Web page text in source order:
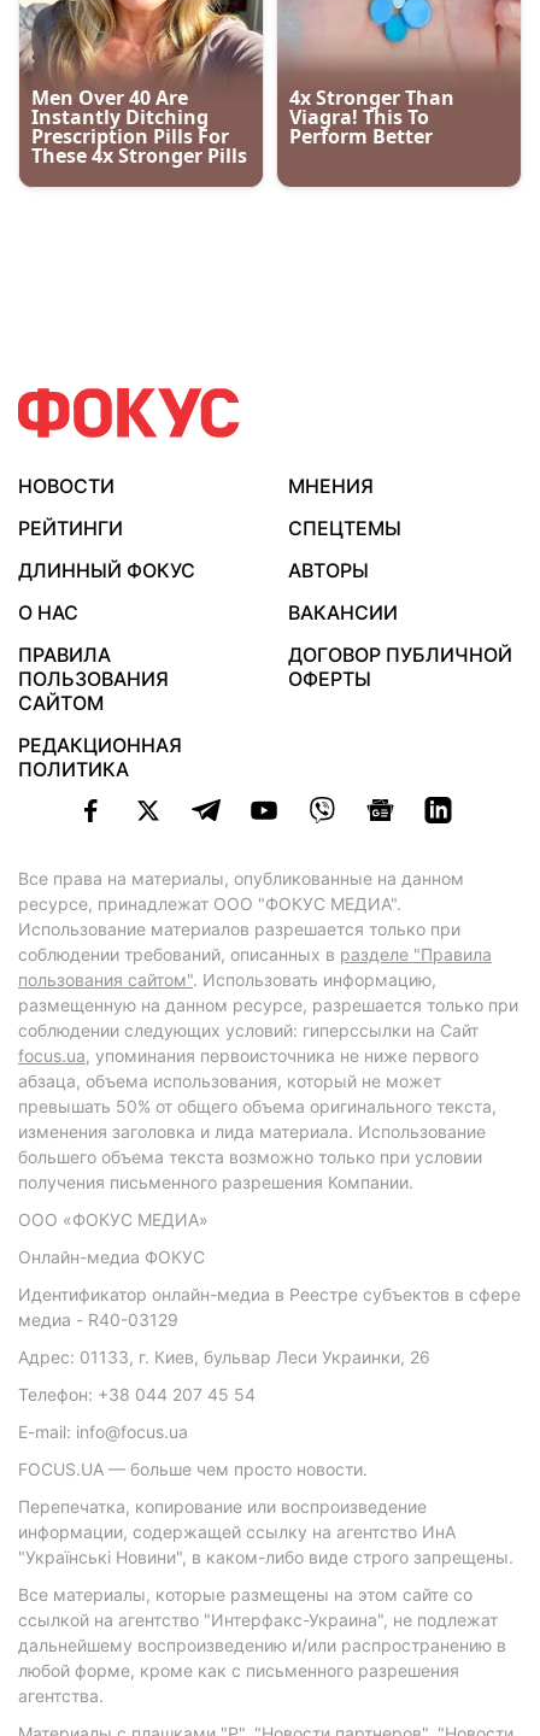
НОВОСТИ
МНЕНИЯ
РЕЙТИНГИ
СПЕЦТЕМЫ
ДЛИННЫЙ ФОКУС
АВТОРЫ
О НАС
ВАКАНСИИ
ПРАВИЛА
ПОЛЬЗОВАНИЯ
САЙТОМ
ДОГОВОР ПУБЛИЧНОЙ
ОФЕРТЫ
РЕДАКЦИОННАЯ
ПОЛИТИКА
Все права на материалы, опубликованные на данном
ресурсе, принадлежат ООО "ФОКУС МЕДИА".
Использование материалов разрешается только при
соблюдении требований, описанных в разделе "Правила
пользования сайтом". Использовать информацию,
размещенную на данном ресурсе, разрешается только при
соблюдении следующих условий: гиперссылки на Сайт
focus.ua, упоминания первоисточника не ниже первого
абзаца, объема использования, который не может
превышать 50% от общего объема оригинального текста,
изменения заголовка и лида материала. Использование
большего объема текста возможно только при условии
получения письменного разрешения Компании.
ООО «ФОКУС МЕДИА»
Онлайн-медиа ФОКУС
Идентификатор онлайн-медиа в Реестре субъектов в сфере
медиа - R40-03129
Адрес: 01133, г. Киев, бульвар Леси Украинки, 26
Телефон: +38 044 207 45 54
E-mail: info@focus.ua
FOCUS.UA — больше чем просто новости.
Перепечатка, копирование или воспроизведение
информации, содержащей ссылку на агентство ИнА
"Українські Новини", в каком-либо виде строго запрещены.
Все материалы, которые размещены на этом сайте со
ссылкой на агентство "Интерфакс-Украина", не подлежат
дальнейшему воспроизведению и/или распространению в
любой форме, кроме как с письменного разрешения
агентства.